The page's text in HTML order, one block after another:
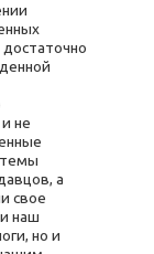
не
а
свое
наш
но и